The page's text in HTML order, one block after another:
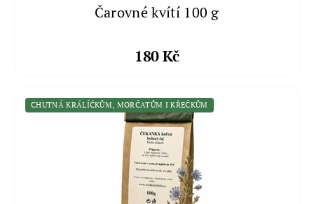
Čarovné kvítí 100 g
180 Kč
CHUTNÁ KRÁLÍČKŮM, MORČATŮM I KŘEČKŮM